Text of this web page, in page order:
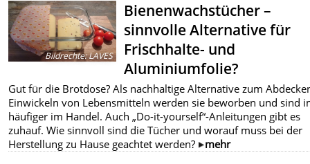
Bildrechte:LAVES
Bienenwachstücher –
sinnvolle Alternative für
Frischhalte- und
Aluminiumfolie?
Gut für die Brotdose? Als nachhaltige Alternative zum
Einwickeln von Lebensmitteln werden sie beworben und sind
häufiger im Handel. Auch „Do-it-yourself“-Anleitungen gibt es
zuhauf. Wie sinnvoll sind die Tücher und worauf muss bei der
Herstellung zu Hause geachtet werden?
mehr